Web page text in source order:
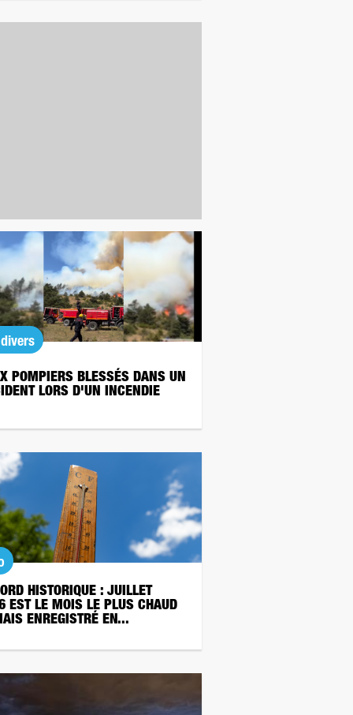
POMPIERS BLESSÉS DANS UN
LORS D'UN INCENDIE
HISTORIQUE : JUILLET
EST LE MOIS LE PLUS CHAUD
ENREGISTRÉ EN...